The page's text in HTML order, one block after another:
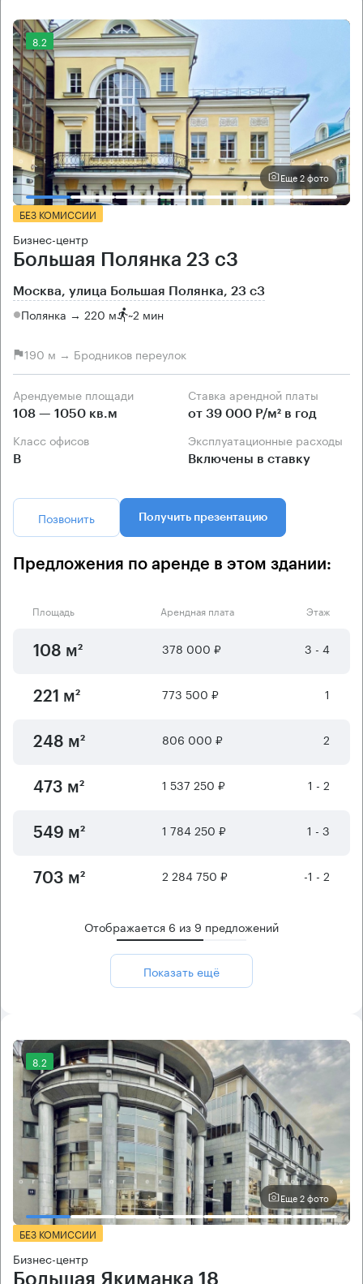
8.2
Еще 2 фото
БЕЗ КОМИССИИ
Бизнес-центр
Большая Полянка 23 с3
Москва, улица Большая Полянка, 23 с3
Полянка → 220 м ~2 мин
190 м → Бродников переулок
Арендуемые площади
108 — 1050 кв.м
Ставка арендной платы
от 39 000 Р/м² в год
Класс офисов
B
Эксплуатационные расходы
Включены в ставку
Позвонить Получить презентацию
Предложения по аренде в этом здании:
Площадь Арендная плата Этаж
108 м² 378 000 ₽ 3 - 4
221 м² 773 500 ₽ 1
248 м² 806 000 ₽ 2
473 м² 1 537 250 ₽ 1 - 2
549 м² 1 784 250 ₽ 1 - 3
703 м² 2 284 750 ₽ -1 - 2
Отображается 6 из 9 предложений
Показать ещё
8.2
Еще 2 фото
БЕЗ КОМИССИИ
Бизнес-центр
Большая Якиманка 18